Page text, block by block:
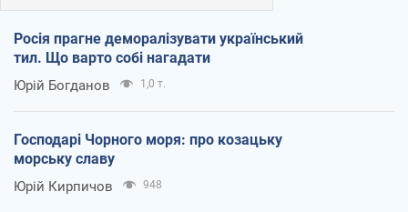
Росія прагне деморалізувати український
тил. Що варто собі нагадати
Юрій Богданов 1,0 т.
Господарі Чорного моря: про козацьку
морську славу
Юрій Кирпичов 948